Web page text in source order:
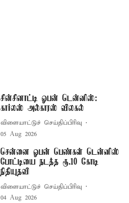
சின்சினாட்டி ஓபன் டென்னிஸ்:
கார்லஸ் அல்காரஸ் விலகல்
விளையாட்டுச் செய்திப்பிரிவு
05 Aug 2026
சென்னை ஓபன் பெண்கள் டென்னிஸ்
போட்டியை நடத்த ரூ.10 கோடி
நிதியுதவி
விளையாட்டுச் செய்திப்பிரிவு
04 Aug 2026